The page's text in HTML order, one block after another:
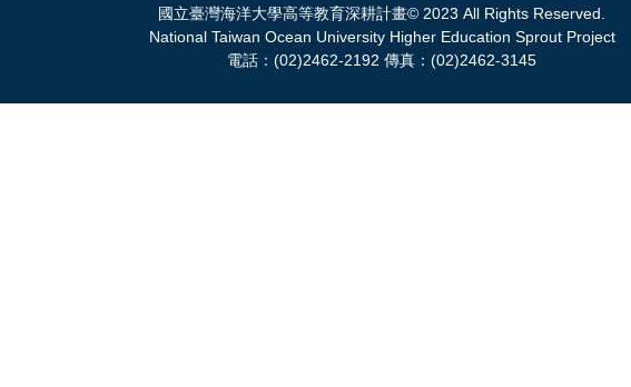
國立臺灣海洋大學高等教育深耕計畫© 2023 All Rights Reserved.
National Taiwan Ocean University Higher Education Sprout Project
電話：(02)2462-2192 傳真：(02)2462-3145